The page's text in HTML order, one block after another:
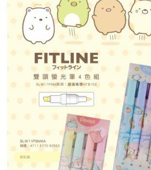
油性筆
修正系列
畫材
畫筆